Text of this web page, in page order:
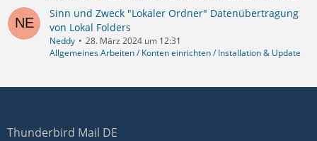
Sinn und Zweck "Lokaler Ordner" Datenübertragung
von Lokal Folders
Neddy
28. März 2024 um 12:31
Allgemeines Arbeiten / Konten einrichten / Installation & Update
Thunderbird Mail DE